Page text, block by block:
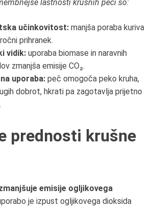
lastnosti krušnih peči so:
učinkovitost: manjša poraba kuriva
prihranek.
vidik: uporaba biomase in naravnih
zmanjša emisije CO₂.
uporaba: peč omogoča peko kruha,
dobrot, hkrati pa zagotavlja prijetno
prednosti krušne
emisije ogljikovega
je izpust ogljikovega dioksida